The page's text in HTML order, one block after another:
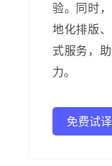
验。同时
地化排版
式服务，
力。
免费试译